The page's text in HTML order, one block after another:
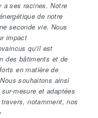
a ses racines. Notre
de notre
seconde vie. Nous
impact
qu’il est
des bâtiments et de
en matière de
souhaitons ainsi
mesure et adaptées
notamment, nos